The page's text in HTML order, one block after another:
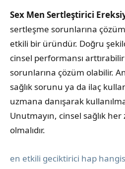
Sex Men Sertleştirici
sertleşme sorunlarına
etkili bir üründür. Doğru
cinsel performansı
sorunlarına çözüm olabilir.
sağlık sorunu ya da ilaç
uzmana danışarak
Unutmayın, cinsel sağlık
olmalıdır.
en etkili geciktirici hap